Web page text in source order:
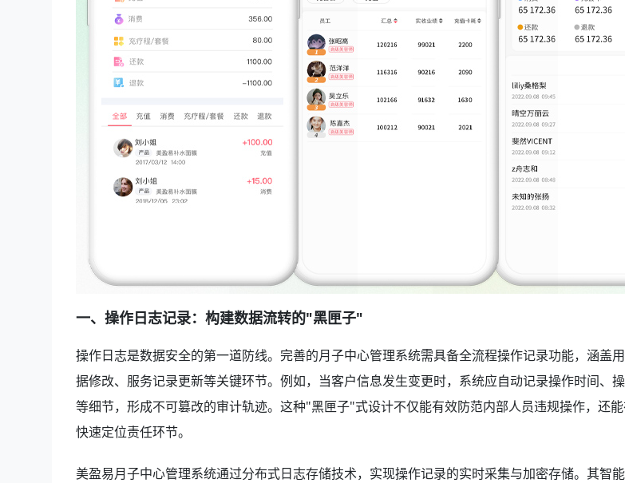
一、操作日志记录：构建数据流转的"黑匣子"
操作日志是数据安全的第一道防线。完善的月子中心管理系统需具备全流程操作记录功能，涵盖
据修改、服务记录更新等关键环节。例如，当客户信息发生变更时，系统应自动记录操作时间、
等细节，形成不可篡改的审计轨迹。这种"黑匣子"式设计不仅能有效防范内部人员违规操作，还
快速定位责任环节。
美盈易月子中心管理系统通过分布式日志存储技术，实现操作记录的实时采集与加密存储。其智